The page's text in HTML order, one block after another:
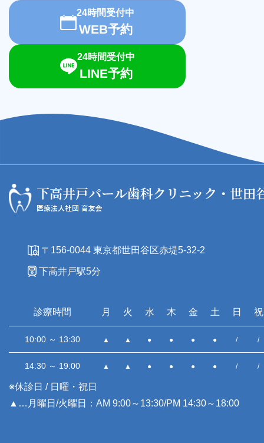
24時間受付中
WEB予約
24時間受付中
LINE予約
〒156-0044 東京都世田谷区赤堤5-32-2
下高井戸駅5分
診療時間 月 火 水 木 金 土 日 祝
10:00 ～ 13:30 ▲ ▲ ● ● ● ● / /
14:30 ～ 19:00 ▲ ▲ ● ● ● ● / /
※休診日 / 日曜・祝日
▲…月曜日/火曜日：AM 9:00～13:30/PM 14:30～18:00